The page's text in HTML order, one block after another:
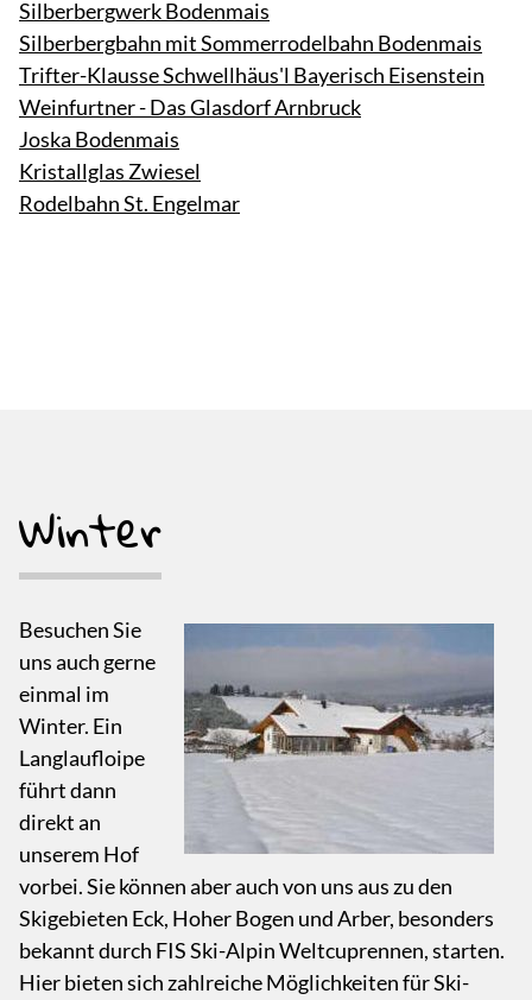
Silberbergwerk Bodenmais
Silberbergbahn mit Sommerrodelbahn Bodenmais
Trifter-Klausse Schwellhäus'l Bayerisch Eisenstein
Weinfurtner - Das Glasdorf Arnbruck
Joska Bodenmais
Kristallglas Zwiesel
Rodelbahn St. Engelmar
Winter
Besuchen Sie
uns auch gerne
einmal im
Winter. Ein
Langlaufloipe
führt dann
direkt an
unserem Hof
vorbei. Sie können aber auch von uns aus zu den
Skigebieten Eck, Hoher Bogen und Arber, besonders
bekannt durch FIS Ski-Alpin Weltcuprennen, starten.
Hier bieten sich zahlreiche Möglichkeiten für Ski-